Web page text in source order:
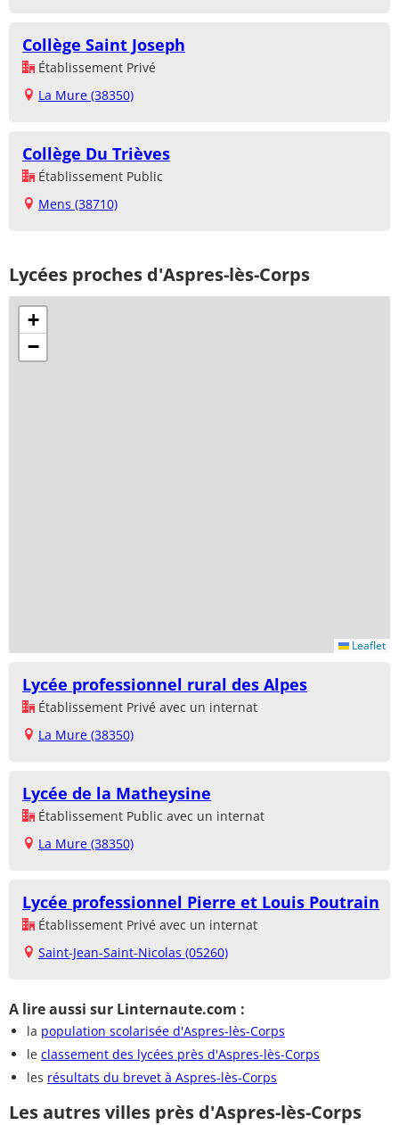
Collège Saint Joseph
Établissement Privé
La Mure (38350)
Collège Du Trièves
Établissement Public
Mens (38710)
Lycées proches d'Aspres-lès-Corps
+
−
Leaflet
Lycée professionnel rural des Alpes
Établissement Privé avec un internat
La Mure (38350)
Lycée de la Matheysine
Établissement Public avec un internat
La Mure (38350)
Lycée professionnel Pierre et Louis Poutrain
Établissement Privé avec un internat
Saint-Jean-Saint-Nicolas (05260)
A lire aussi sur Linternaute.com :
la population scolarisée d'Aspres-lès-Corps
le classement des lycées près d'Aspres-lès-Corps
les résultats du brevet à Aspres-lès-Corps
Les autres villes près d'Aspres-lès-Corps